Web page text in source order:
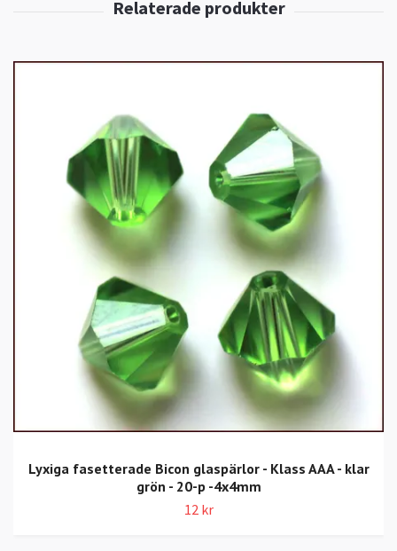
Lyxiga fasetterade Bicon glaspärlor - Klass AAA - klar
grön - 20-p -4x4mm
12 kr